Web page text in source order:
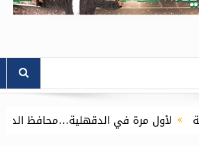
الدقهلية يُطلق مبادرة توصيل أسطوانات